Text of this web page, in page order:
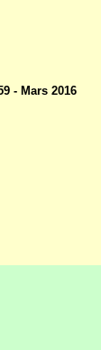
- Mars 2016